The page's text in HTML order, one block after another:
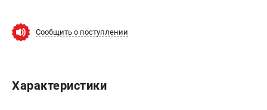
СЕРВИС
Сервисный центр
Сообщить о поступлении
Характеристики